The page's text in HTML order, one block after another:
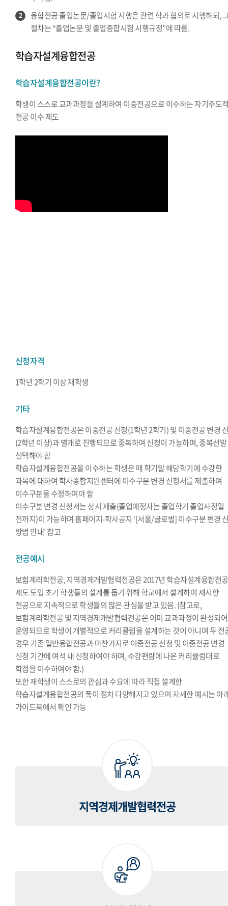
2
융합전공 졸업논문/졸업시험 시행은 관련 학과 협의로 시행하되,
절차는 “졸업논문 및 졸업종합시험 시행규정”에 따름.
학습자설계융합전공
학습자설계융합전공이란?
학생이 스스로 교과과정을 설계하여 이중전공으로 이수하는 자기주도
전공 이수 제도
신청자격
1학년 2학기 이상 재학생
기타
학습자설계융합전공은 이중전공 신청(1학년 2학기) 및 이중전공 변경
(2학년 이상)과 별개로 진행되므로 중복하여 신청이 가능하며, 중복선
선택해야 함
학습자설계융합전공을 이수하는 학생은 매 학기말 해당학기에 수강한
과목에 대하여 학사종합지원센터에 이수구분 변경 신청서를 제출하여
이수구분을 수정하여야 함
이수구분 변경 신청서는 상시 제출(졸업예정자는 졸업학기 졸업사정일
전까지)이 가능하며 홈페이지-학사공지 ‘[서울/글로벌] 이수구분 변경
방법 안내’ 참고
전공예시
보험계리학전공, 지역경제개발협력전공은 2017년 학습자설계융합전공
제도 도입 초기 학생들의 설계를 돕기 위해 학교에서 설계하여 제시한
전공으로 지속적으로 학생들의 많은 관심을 받고 있음. (참고로,
보험계리학전공 및 지역경제개발협력전공은 이미 교과과정이 완성되어
운영되므로 학생이 개별적으로 커리큘럼을 설계하는 것이 아니며 두 전
경우 기존 일반융합전공과 마찬가지로 이중전공 신청 및 이중전공 변경
신청 기간에 여석 내 신청하여야 하며, 수강편람에 나온 커리큘럼대로
학점을 이수하여야 함.)
또한 재학생이 스스로의 관심과 수요에 따라 직접 설계한
학습자설계융합전공의 폭이 점차 다양해지고 있으며 자세한 예시는 아
가이드북에서 확인 가능
지역경제개발협력전공